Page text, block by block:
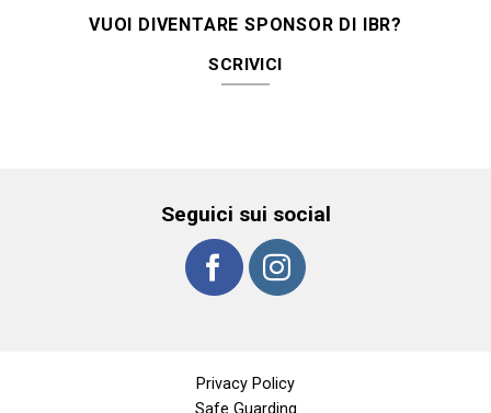
VUOI DIVENTARE SPONSOR DI IBR?
SCRIVICI
Seguici sui social
Privacy Policy
Safe Guarding